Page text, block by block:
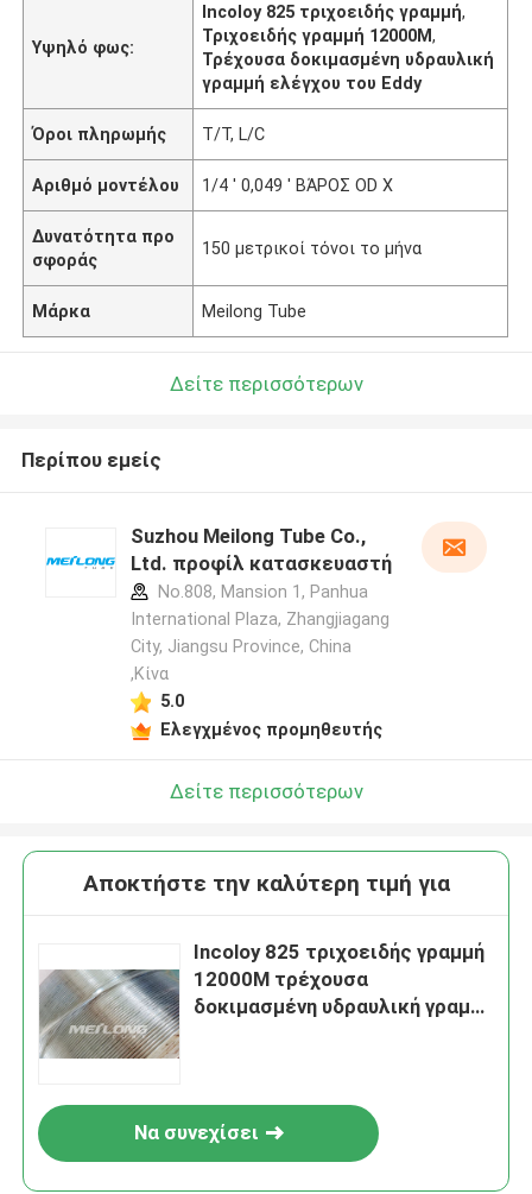
Υψηλό φως:
Incoloy 825 τριχοειδής γραμμή,
Τριχοειδής γραμμή 12000M,
Τρέχουσα δοκιμασμένη υδραυλική
γραμμή ελέγχου του Eddy
Όροι πληρωμής T/T, L/C
Αριθμό μοντέλου 1/4 ' 0,049 ' ΒΆΡΟΣ OD Χ
Δυνατότητα προ
σφοράς
150 μετρικοί τόνοι το μήνα
Μάρκα Meilong Tube
Δείτε περισσότερων
Περίπου εμείς
Suzhou Meilong Tube Co.,
Ltd. προφίλ κατασκευαστή
No.808, Mansion 1, Panhua
International Plaza, Zhangjiagang
City, Jiangsu Province, China
,Κίνα
5.0
Ελεγχμένος προμηθευτής
Δείτε περισσότερων
Αποκτήστε την καλύτερη τιμή για
Incoloy 825 τριχοειδής γραμμή
12000M τρέχουσα
δοκιμασμένη υδραυλική γραμμή
Να συνεχίσει